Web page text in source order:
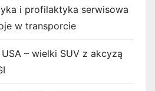
i profilaktyka serwisowa
w transporcie
– wielki SUV z akcyzą